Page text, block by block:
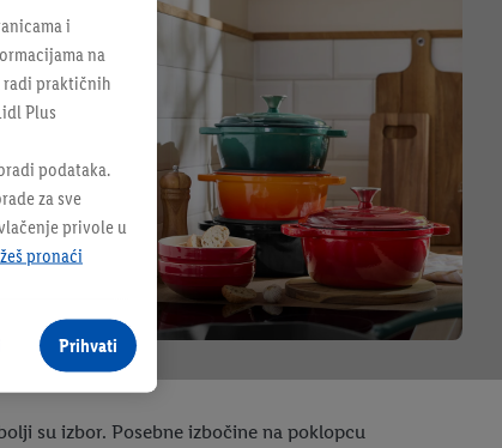
su izbor. Posebne izbočine na poklopcu
i
na
radi praktičnih
Plus
podataka.
za sve
privole u
pronaći
Prihvati